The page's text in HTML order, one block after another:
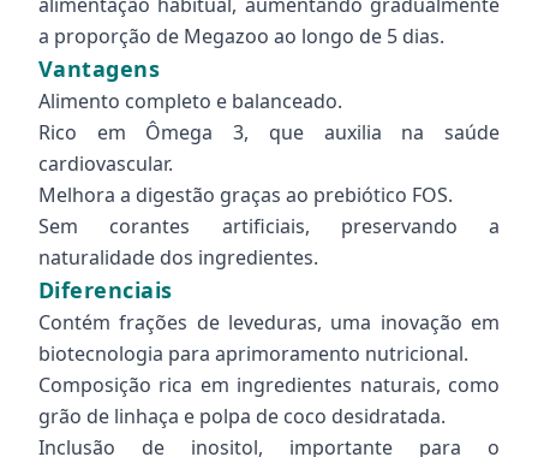
a proporção de Megazoo ao longo de 5 dias.
Vantagens
Alimento completo e balanceado.
Rico em Ômega 3, que auxilia na saúde
cardiovascular.
Melhora a digestão graças ao prebiótico FOS.
Sem corantes artificiais, preservando a
naturalidade dos ingredientes.
Diferenciais
Contém frações de leveduras, uma inovação em
biotecnologia para aprimoramento nutricional.
Composição rica em ingredientes naturais, como
grão de linhaça e polpa de coco desidratada.
Inclusão de inositol, importante para o